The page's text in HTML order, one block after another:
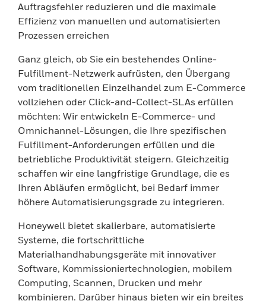
Auftragsfehler reduzieren und die maximale
Effizienz von manuellen und automatisierten
Prozessen erreichen
Ganz gleich, ob Sie ein bestehendes Online-
Fulfillment-Netzwerk aufrüsten, den Übergang
vom traditionellen Einzelhandel zum E-Commerce
vollziehen oder Click-and-Collect-SLAs erfüllen
möchten: Wir entwickeln E-Commerce- und
Omnichannel-Lösungen, die Ihre spezifischen
Fulfillment-Anforderungen erfüllen und die
betriebliche Produktivität steigern. Gleichzeitig
schaffen wir eine langfristige Grundlage, die es
Ihren Abläufen ermöglicht, bei Bedarf immer
höhere Automatisierungsgrade zu integrieren.
Honeywell bietet skalierbare, automatisierte
Systeme, die fortschrittliche
Materialhandhabungsgeräte mit innovativer
Software, Kommissioniertechnologien, mobilem
Computing, Scannen, Drucken und mehr
kombinieren. Darüber hinaus bieten wir ein breites